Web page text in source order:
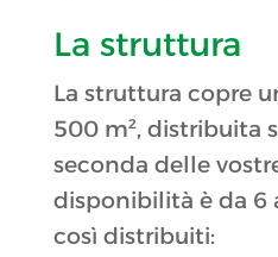
La struttura
La struttura copre
500 m², distribuita
seconda delle
disponibilità è da 6
così distribuiti: